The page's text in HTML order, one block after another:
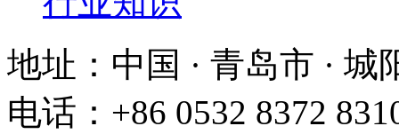
地址：中国 · 青岛市 · 城
电话：+86 0532 8372